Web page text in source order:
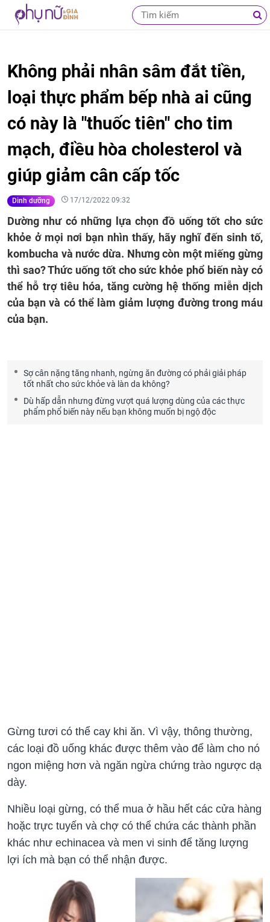
Không phải nhân sâm đắt tiền,
loại thực phẩm bếp nhà ai cũng
có này là "thuốc tiên" cho tim
mạch, điều hòa cholesterol và
giúp giảm cân cấp tốc
Dinh dưỡng 17/12/2022 09:32
Dường như có những lựa chọn đồ uống tốt cho sức
khỏe ở mọi nơi bạn nhìn thấy, hãy nghĩ đến sinh tố,
kombucha và nước dừa. Nhưng còn một miếng gừng
thì sao? Thức uống tốt cho sức khỏe phổ biến này có
thể hỗ trợ tiêu hóa, tăng cường hệ thống miễn dịch
của bạn và có thể làm giảm lượng đường trong máu
của bạn.
Sợ cân nặng tăng nhanh, ngừng ăn đường có phải giải pháp
tốt nhất cho sức khỏe và làn da không?
Dù hấp dẫn nhưng đừng vượt quá lượng dùng của các thực
phẩm phổ biến này nếu bạn không muốn bị ngộ độc
Gừng tươi có thể cay khi ăn. Vì vậy, thông thường,
các loại đồ uống khác được thêm vào để làm cho nó
ngon miệng hơn và ngăn ngừa chứng trào ngược dạ
dày.
Nhiều loại gừng, có thể mua ở hầu hết các cửa hàng
hoặc trực tuyến và chợ có thể chứa các thành phần
khác như echinacea và men vi sinh để tăng lượng
lợi ích mà bạn có thể nhận được.